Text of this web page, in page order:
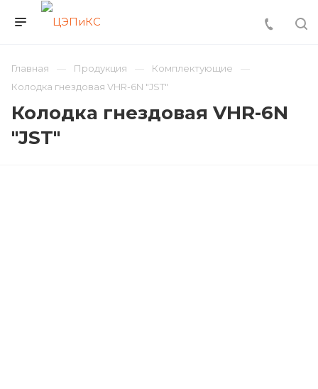
Главная Продукция
Комплектующие
Колодка гнездовая VHR-6N "JST"
Колодка гнездовая VHR-6N
"JST"